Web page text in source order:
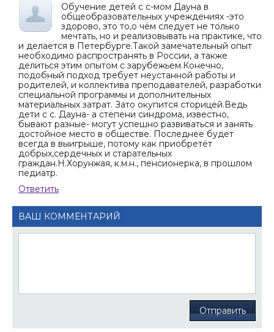
Обучение детей с с-мом Дауна в
общеобразовательных учреждениях -это
здорово, это то,о чём следует не только
мечтать, но и реализовывать на практике, что
и делается в Петербурге.Такой замечательный опыт
необходимо распространять в России, а также
делиться этим опытом с зарубежьем.Конечно,
подобный подход требует неустанной работы и
родителей, и коллектива преподавателей, разработки
специальной программы и дополнительных
материальных затрат. Зато окупится сторицей.Ведь
дети с с. Дауна- а степени синдрома, известно,
бывают разные- могут успешно развиваться и занять
достойное место в обществе. Последнее будет
всегда в выигрыше, потому как приобретёт
добрых,сердечных и старательных
граждан.Н.Хорунжая, к.м.н., пенсионерка, в прошлом
педиатр.
Ответить
ВАШ КОММЕНТАРИЙ
Отправить